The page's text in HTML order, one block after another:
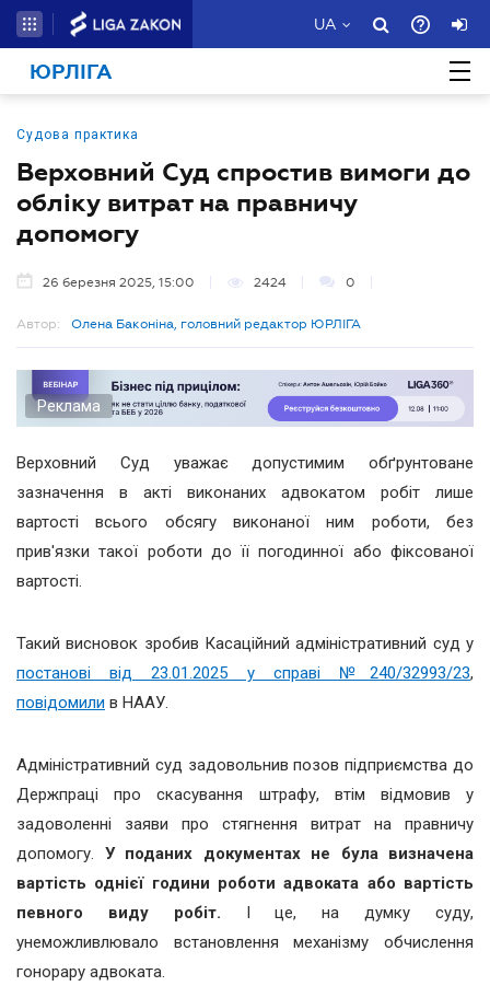
UA
ЮРЛІГА
Судова практика
Верховний Суд спростив вимоги до
обліку витрат на правничу
допомогу
26 березня 2025, 15:00 2424 0
Автор: Олена Баконіна, головний редактор ЮРЛІГА
Реклама
Верховний Суд уважає допустимим обґрунтоване
зазначення в акті виконаних адвокатом робіт лише
вартості всього обсягу виконаної ним роботи, без
прив'язки такої роботи до її погодинної або фіксованої
вартості.
Такий висновок зробив Касаційний адміністративний суд у
постанові від 23.01.2025 у справі №240/32993/23,
повідомили в НААУ.
Адміністративний суд задовольнив позов підприємства до
Держпраці про скасування штрафу, втім відмовив у
задоволенні заяви про стягнення витрат на правничу
допомогу. У поданих документах не була визначена
вартість однієї години роботи адвоката або вартість
певного виду робіт. І це, на думку суду,
унеможливлювало встановлення механізму обчислення
гонорару адвоката.